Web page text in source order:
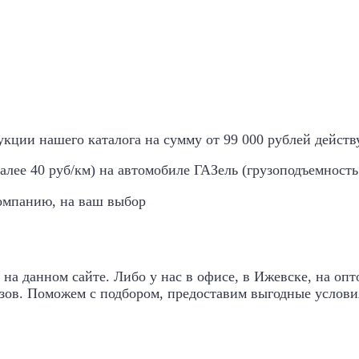
нашего каталога на сумму от 99 000 рублей
40 руб/км) на автомобиле ГАЗель
на ваш выбор
данном сайте. Либо у нас в офисе, в Ижевске, на
Поможем с подбором, предоставим выгодные